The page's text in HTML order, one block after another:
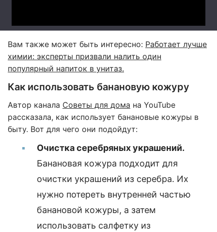
Вам также может быть интересно: Работает лучше
химии: эксперты призвали налить один
популярный напиток в унитаз.
Как использовать банановую кожуру
Автор канала Советы для дома на YouTube
рассказала, как использует банановые кожуры в
быту. Вот для чего они подойдут:
Очистка серебряных украшений.
Банановая кожура подходит для
очистки украшений из серебра. Их
нужно потереть внутренней частью
банановой кожуры, а затем
использовать салфетку из